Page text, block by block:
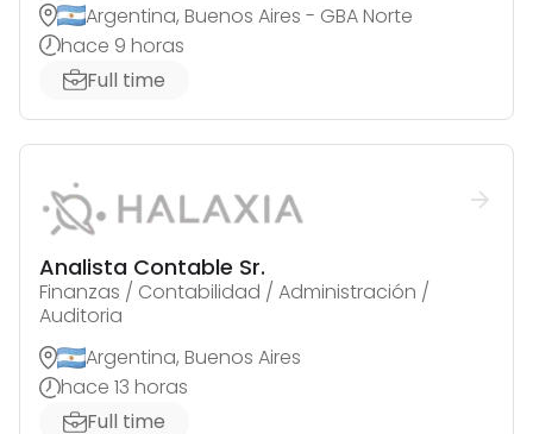
Argentina, Buenos Aires - GBA Norte
hace 9 horas
Full time
Analista Contable Sr.
Finanzas / Contabilidad / Administración /
Auditoria
Argentina, Buenos Aires
hace 13 horas
Full time